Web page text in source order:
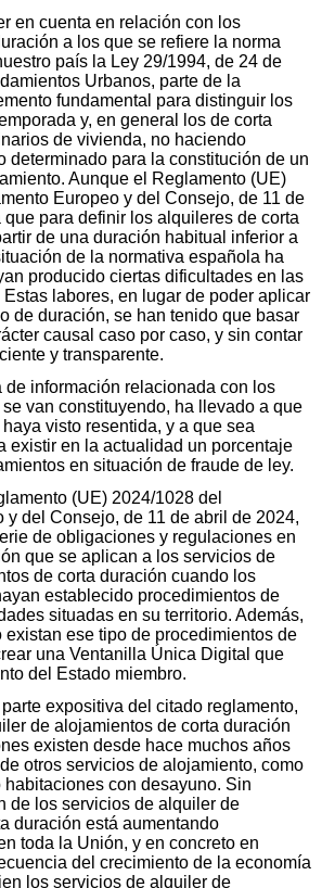
en cuenta en relación con los
a los que se refiere la norma
país la Ley 29/1994, de 24 de
Urbanos, parte de la
fundamental para distinguir los
y, en general los de corta
de vivienda, no haciendo
determinado para la constitución de un
Aunque el Reglamento (UE)
Europeo y del Consejo, de 11 de
para definir los alquileres de corta
de una duración habitual inferior a
de la normativa española ha
producido ciertas dificultades en las
Estas labores, en lugar de poder aplicar
de duración, se han tenido que basar
causal caso por caso, y sin contar
y transparente.
de información relacionada con los
van constituyendo, ha llevado a que
visto resentida, y a que sea
existir en la actualidad un porcentaje
en situación de fraude de ley.
(UE) 2024/1028 del
y del Consejo, de 11 de abril de 2024,
de obligaciones y regulaciones en
que se aplican a los servicios de
de corta duración cuando los
establecido procedimientos de
situadas en su territorio. Además,
ese tipo de procedimientos de
una Ventanilla Única Digital que
del Estado miembro.
expositiva del citado reglamento,
de alojamientos de corta duración
existen desde hace muchos años
otros servicios de alojamiento, como
habitaciones con desayuno. Sin
de los servicios de alquiler de
duración está aumentando
toda la Unión, y en concreto en
del crecimiento de la economía
los servicios de alquiler de